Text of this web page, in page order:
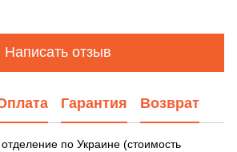
Написать отзыв
Гарантия Возврат
по Украине (стоимость